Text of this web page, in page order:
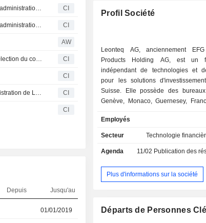
Leonteq AG annonce des changements au sein de son conseil d'administration et de ses comités CI
Leonteq AG annonce des changements au sein de son conseil d'administration et de ses comités CI
AW
Christopher Chambers annonce qu'il ne se représentera pas à l'élection du conseil d'administration de Leonteq CI
CI
Lukas Ruflin ne se présentera pas à l'élection du conseil d'administration de Leonteq AG CI
CI
Depuis Jusqu'au
01/01/2019 01/04/2026
Profil Société
Leonteq AG, anciennement EFG
Products Holding AG, est un
indépendant de technologies et
pour les solutions
Suisse. Elle possède des
Genève, Monaco, Guernesey,
La société agit en tant que
d'externalisation pour divers
d'investissement structurés. Sa
fournit une place de marché
automatisée reliant le côté
polices d'assurance-vie en unités de
Employés
Secteur Technologie
Agenda 11/02 Publication des résultats -
Plus d'informations sur la société
Départs de Personnes